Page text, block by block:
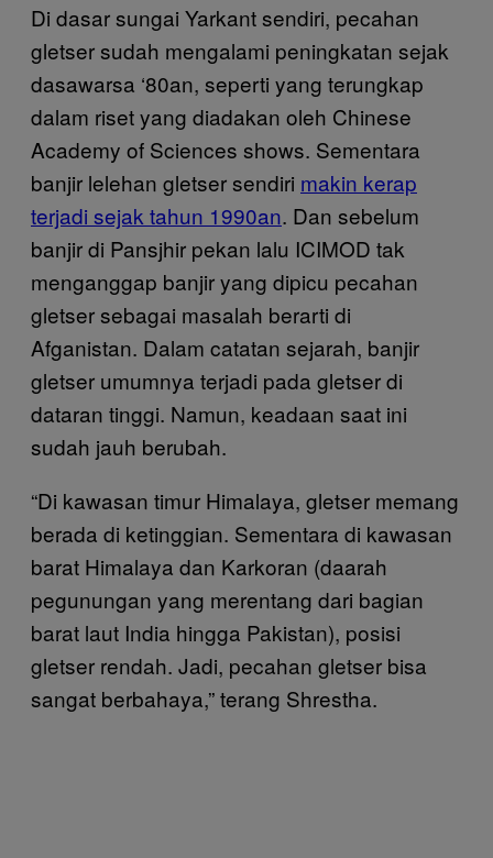
Di dasar sungai Yarkant sendiri, pecahan
gletser sudah mengalami peningkatan sejak
dasawarsa ‘80an, seperti yang terungkap
dalam riset yang diadakan oleh Chinese
Academy of Sciences shows. Sementara
banjir lelehan gletser sendiri makin kerap
terjadi sejak tahun 1990an. Dan sebelum
banjir di Pansjhir pekan lalu ICIMOD tak
menganggap banjir yang dipicu pecahan
gletser sebagai masalah berarti di
Afganistan. Dalam catatan sejarah, banjir
gletser umumnya terjadi pada gletser di
dataran tinggi. Namun, keadaan saat ini
sudah jauh berubah.
“Di kawasan timur Himalaya, gletser memang
berada di ketinggian. Sementara di kawasan
barat Himalaya dan Karkoran (daarah
pegunungan yang merentang dari bagian
barat laut India hingga Pakistan), posisi
gletser rendah. Jadi, pecahan gletser bisa
sangat berbahaya,” terang Shrestha.